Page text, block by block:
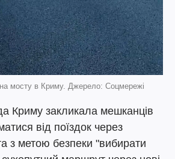
мосту в Криму. Джерело: Соцмережі
Криму закликала мешканців
від поїздок через
з метою безпеки "вибирати